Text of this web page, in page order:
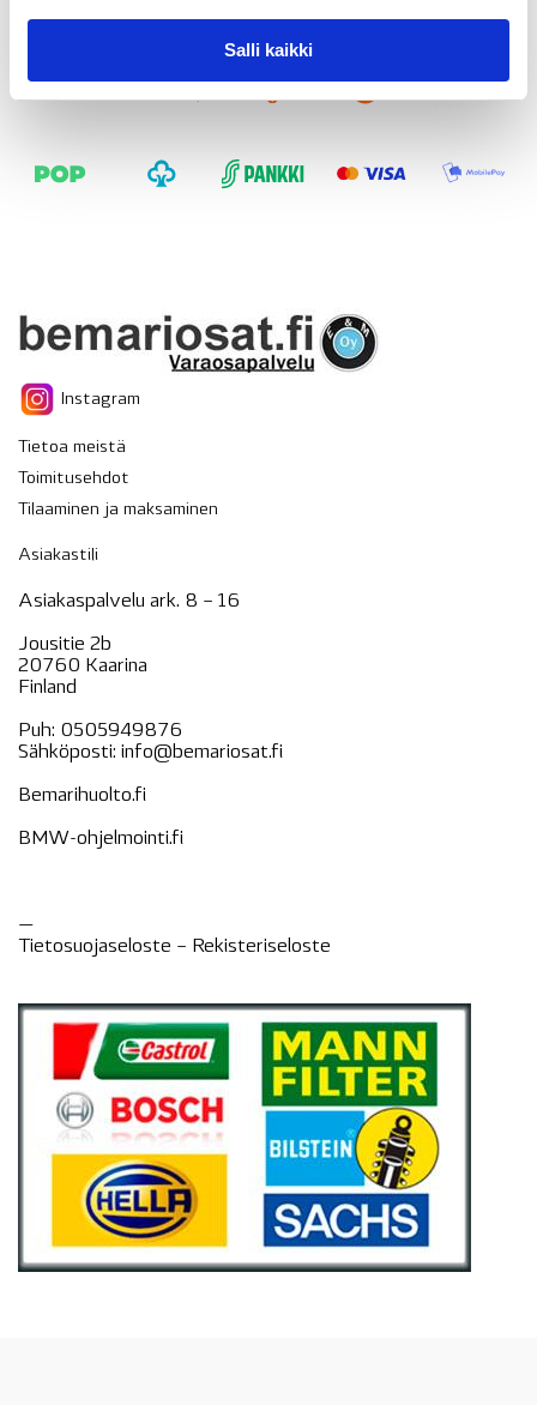
Salli kaikki
Instagram
Tietoa meistä
Toimitusehdot
Tilaaminen ja maksaminen
Asiakastili
Asiakaspalvelu ark. 8 – 16
Jousitie 2b
20760 Kaarina
Finland
Puh: 0505949876
Sähköposti: info@bemariosat.fi
Bemarihuolto.fi
BMW-ohjelmointi.fi
—
Tietosuojaseloste – Rekisteriseloste